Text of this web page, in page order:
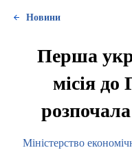
Новини
Перша
місія до
Міністерство